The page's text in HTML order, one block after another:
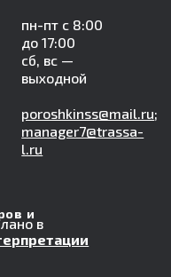
пн-пт с 8:00
до 17:00
сб, вс —
выходной
poroshkinss@mail.ru;
manager7@trassa-
l.ru
в
и